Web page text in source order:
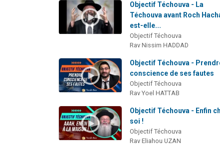
Objectif Téchouva - La
Téchouva avant Roch
est-elle...
Objectif Téchouva
Rav Nissim HADDAD
Objectif Téchouva -
conscience de ses fautes
Objectif Téchouva
Rav Yoel HATTAB
Objectif Téchouva - Enfin
soi !
Objectif Téchouva
Rav Eliahou UZAN